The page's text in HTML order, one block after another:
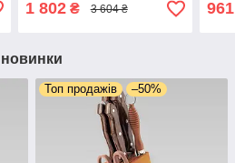
підставкою Zepline
1 802₴ 3 604 ₴
новинки
Топ продажів –50%